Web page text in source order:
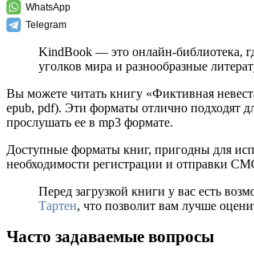
WhatsApp
Telegram
KindBook — это онлайн-библиотека,
уголков мира и разнообразные
Вы можете читать книгу «Фиктивная
epub, pdf). Эти форматы отлично подходят
прослушать ее в mp3 формате.
Доступные форматы книг, пригодны для
необходимости регистрации и отправки
Перед загрузкой книги у вас есть
Тартен, что позволит вам лучше
Часто задаваемые вопросы